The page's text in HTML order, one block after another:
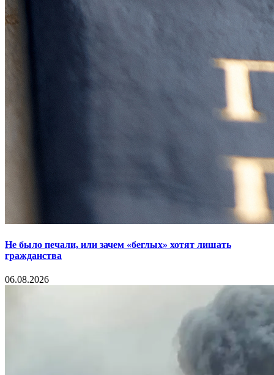
Не было печали, или зачем «беглых» хотят лишать
гражданства
06.08.2026